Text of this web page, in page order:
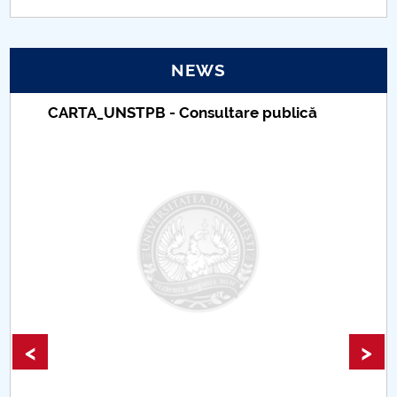
Proiect SU-ETIC
UPIT for the community
IOSUD/CSUD – PhD studies
Comisie de etica unversitară
Evenimente CUP
NEWS
CARTA_UNSTPB - Consultare publică
< >